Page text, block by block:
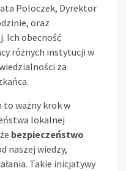
Poloczek, Dyrektor
oraz
Ich obecność
różnych instytucji w
za
to ważny krok w
lokalnej
bezpieczeństwo
naszej wiedzy,
Takie inicjatywy